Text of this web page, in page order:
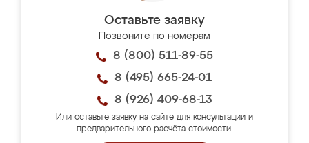
Оставьте заявку
Позвоните по номерам
8 (800) 511-89-55
8 (495) 665-24-01
8 (926) 409-68-13
Или оставьте заявку на сайте для консультации и
предварительного расчёта стоимости.